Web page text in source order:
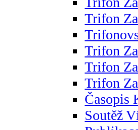
Trifon
Trifon
Trifon
Trifon
Časopis
Soutěž